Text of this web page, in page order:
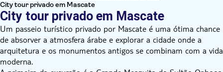
City tour privado em Mascate
City tour privado em Mascate
Um passeio turístico privado por Mascate é uma ótima chance
de absorver a atmosfera árabe e explorar a cidade onde a
arquitetura e os monumentos antigos se combinam com a vida
moderna.